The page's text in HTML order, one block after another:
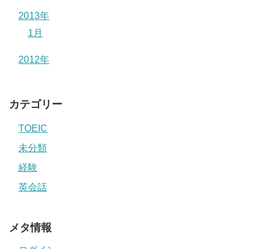
2013年
1月
2012年
カテゴリー
TOEIC
未分類
経験
英会話
メタ情報